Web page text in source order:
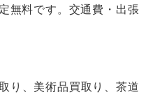
無料です。交通費・出張
り、美術品買取り、茶道